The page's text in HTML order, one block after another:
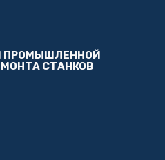
ПРОМЫШЛЕННОЙ
СТАНКОВ